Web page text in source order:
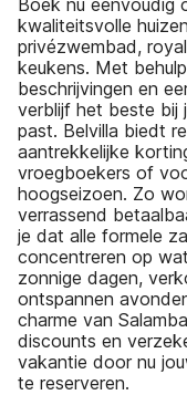
kwaliteitsvolle
privézwembad,
keukens. Met
beschrijvingen en
verblijf het beste bij
past. Belvilla biedt
aantrekkelijke
vroegboekers of
hoogseizoen. Zo
verrassend
je dat alle formele
concentreren op
zonnige dagen,
ontspannen
charme van
discounts en
vakantie door nu
te reserveren.